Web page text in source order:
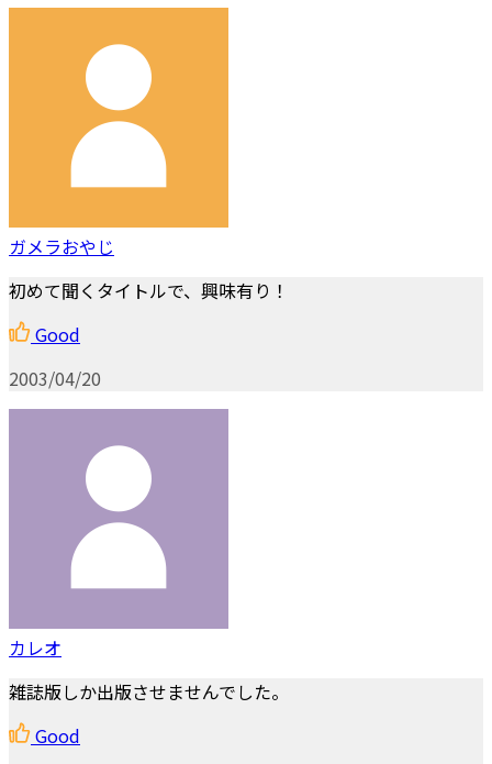
ガメラおやじ
初めて聞くタイトルで、興味有り！
Good
2003/04/20
カレオ
雑誌版しか出版させませんでした。
Good